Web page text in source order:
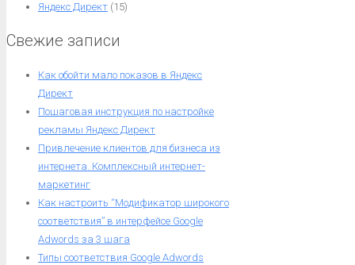
Яндекс Директ (15)
Свежие записи
Как обойти мало показов в Яндекс
Директ
Пошаговая инструкция по настройке
рекламы Яндекс Директ
Привлечение клиентов для бизнеса из
интернета. Комплексный интернет-
маркетинг
Как настроить “Модификатор широкого
соответствия” в интерфейсе Google
Adwords за 3 шага
Типы соответствия Google Adwords